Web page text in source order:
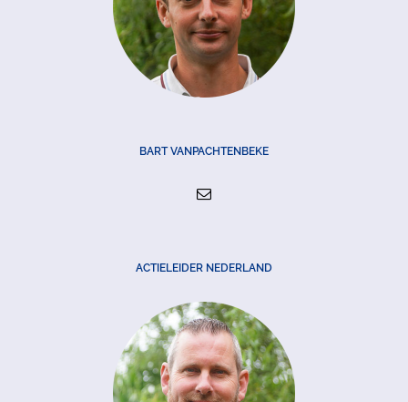
BART VANPACHTENBEKE
ACTIELEIDER NEDERLAND